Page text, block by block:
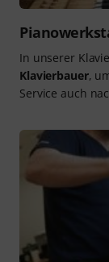
In unserer
Klavierbauer,
Service auch